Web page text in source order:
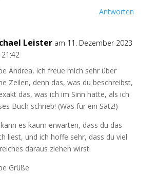
Antworten
Leister am 11. Dezember 2023
Andrea, ich freue mich sehr über
Zeilen, denn das, was du beschreibst,
das, was ich im Sinn hatte, als ich
Buch schrieb! (Was für ein Satz!)
es kaum erwarten, dass du das
liest, und ich hoffe sehr, dass du viel
daraus ziehen wirst.
Grüße